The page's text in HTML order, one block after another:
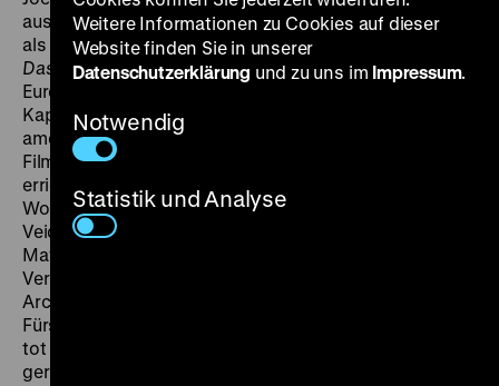
ausgestattet mit einem Budget von 22 Millionen Mark,
als „der Welt größter Film“ an. Die Fachpresse nahm
Das indische Grabmalnach Gründung der
Europäischen Film Allianz (E. F. A.) mit amerikanischem
Kapital im Frühjahr 1921 als „ersten deutsch-
amerikanischen Film“ wahr. Mays bewährte
Filmarchitekten Martin Jacoby-Boy und Otto Hunte
errichteten gewaltige Bauten auf dem Filmgelände in
Woltersdorf bei Berlin. Der unvergleichliche Conrad
Veidt spielte den rachsüchtigen Maharadscha und
Mays Ehefrau Mia die untadelige Europäerin, die ihrem
Verlobten (Olaf Fønss) nach Indien folgt, einem
Architekten, der das Grabmal für die untreue Frau des
Fürsten errichten soll – einer Frau, die noch gar nicht
tot ist. Das Drehbuch stammte von niemand
geringerem als Fritz Lang und seiner späteren Ehefrau
Weitere Informationen zu Cookies auf dieser
Website finden Sie in unserer
Datenschutzerklärung und zu uns im Impressum.
Notwendig
Statistik und Analyse